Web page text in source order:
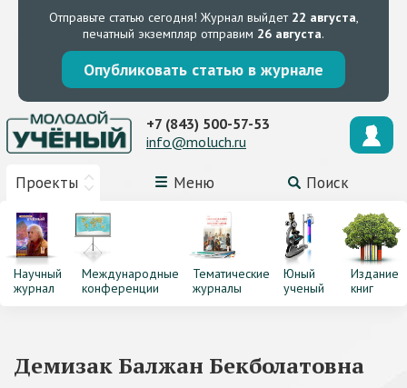
Отправьте статью сегодня! Журнал выйдет 22 августа,
печатный экземпляр отправим 26 августа.
Опубликовать статью в журнале
Проекты Меню Поиск
+7 (843) 500-57-53
info@moluch.ru
Научный
журнал
Международные
конференции
Тематические
журналы
Юный
ученый
Издание
книг
Демизак Балжан Бекболатовна